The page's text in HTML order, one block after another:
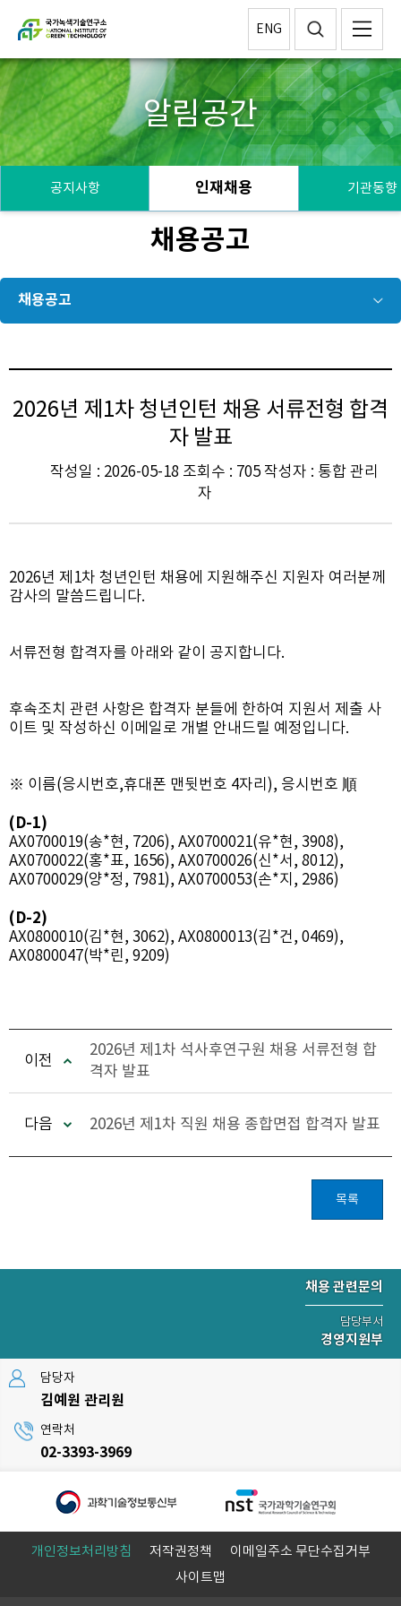
ENG
알림공간
공지사항 인재채용 기관동향
채용공고
채용공고
2026년 제1차 청년인턴 채용 서류전형 합격
자 발표
작성일 : 2026-05-18 조회수 : 705 작성자 : 통합 관리
자
2026년 제1차 청년인턴 채용에 지원해주신 지원자 여러분께
감사의 말씀드립니다.
서류전형 합격자를 아래와 같이 공지합니다.
후속조치 관련 사항은 합격자 분들에 한하여 지원서 제출 사
이트 및 작성하신 이메일로 개별 안내드릴 예정입니다.
※ 이름(응시번호,휴대폰 맨뒷번호 4자리), 응시번호 順
(D-1)
AX0700019(송*현, 7206), AX0700021(유*현, 3908),
AX0700022(홍*표, 1656), AX0700026(신*서, 8012),
AX0700029(양*정, 7981), AX0700053(손*지, 2986)
(D-2)
AX0800010(김*현, 3062), AX0800013(김*건, 0469),
AX0800047(박*린, 9209)
이전
2026년 제1차 석사후연구원 채용 서류전형 합
격자 발표
다음 2026년 제1차 직원 채용 종합면접 합격자 발표
목록
채용 관련문의
담당부서
경영지원부
담당자
김예원 관리원
연락처
02-3393-3969
개인정보처리방침 저작권정책
이메일주소 무단수집거부
사이트맵